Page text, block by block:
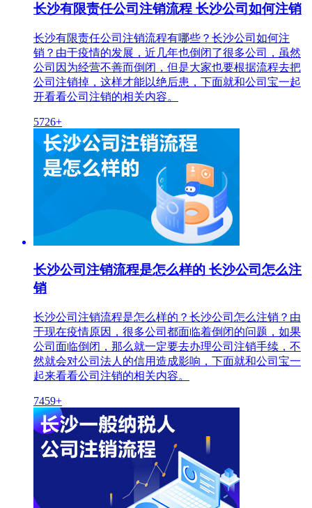
长沙有限责任公司注销流程 长沙公司如何注销
长沙有限责任公司注销流程有哪些？长沙公司如何注
销？由于疫情的发展，近几年也倒闭了很多公司，虽然
公司因为经营不善而倒闭，但是大家也要根据流程去把
公司注销掉，这样才能以绝后患，下面就和公司宝一起
开看看公司注销的相关内容。
5726+
长沙公司注销流程是怎么样的 长沙公司怎么注
销
长沙公司注销流程是怎么样的？长沙公司怎么注销？由
于现在疫情原因，很多公司都面临着倒闭的问题，如果
公司面临倒闭，那么就一定要去办理公司注销手续，不
然就会对公司法人的信用造成影响，下面就和公司宝一
起来看看公司注销的相关内容。
7459+